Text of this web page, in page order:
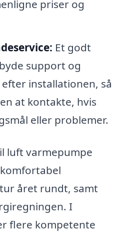
priser og
Et godt
support og
installationen, så
at kontakte, hvis
eller problemer.
luft varmepumpe
året rundt, samt
I
flere kompetente